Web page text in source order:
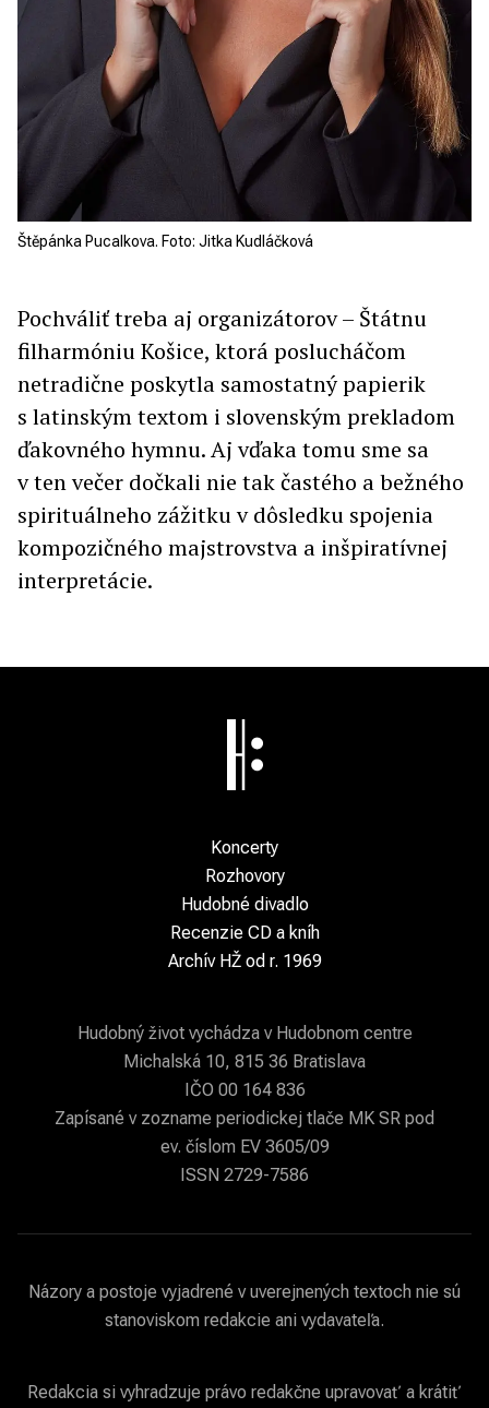
Štěpánka Pucalkova. Foto: Jitka Kudláčková
Pochváliť treba aj organizátorov – Štátnu
filharmóniu Košice, ktorá poslucháčom
netradične poskytla samostatný papierik
s latinským textom i slovenským prekladom
ďakovného hymnu. Aj vďaka tomu sme sa
v ten večer dočkali nie tak častého a bežného
spirituálneho zážitku v dôsledku spojenia
kompozičného majstrovstva a inšpiratívnej
interpretácie.
Koncerty
Rozhovory
Hudobné divadlo
Recenzie CD a kníh
Archív HŽ od r. 1969
Hudobný život vychádza v Hudobnom centre
Michalská 10, 815 36 Bratislava
IČO 00 164 836
Zapísané v zozname periodickej tlače MK SR pod
ev. číslom EV 3605/09
ISSN 2729-7586
Názory a postoje vyjadrené v uverejnených textoch nie sú
stanoviskom redakcie ani vydavateľa.
Redakcia si vyhradzuje právo redakčne upravovať a krátiť